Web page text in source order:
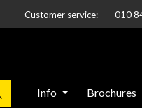
Customer service: 010
Info Brochures